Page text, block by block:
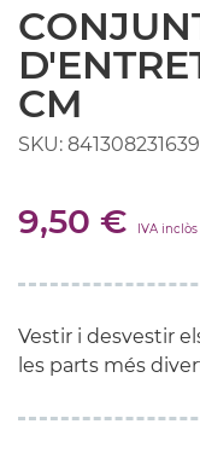
CM
SKU:
9,50 € IVA inclòs
Vestir i desvestir
les parts més